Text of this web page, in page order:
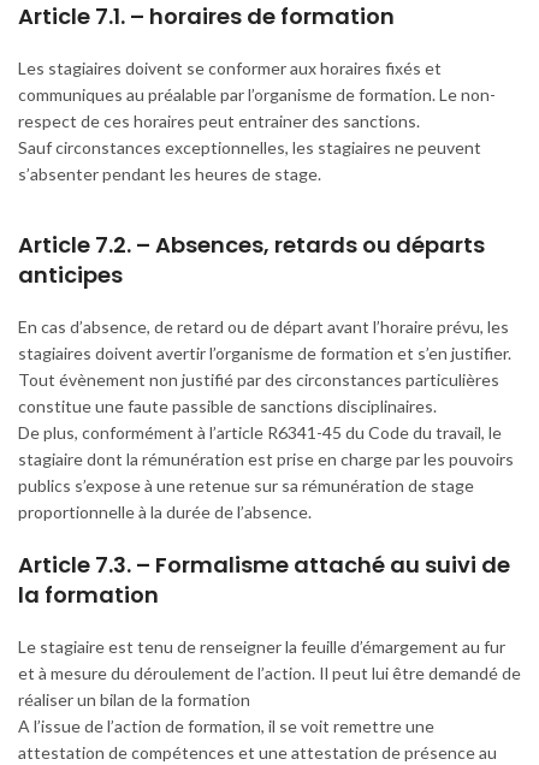
Article 7.1. – horaires de formation
Les stagiaires doivent se conformer aux horaires fixés et
communiques au préalable par l’organisme de formation. Le non-
respect de ces horaires peut entrainer des sanctions.
Sauf circonstances exceptionnelles, les stagiaires ne peuvent
s’absenter pendant les heures de stage.
Article 7.2. – Absences, retards ou départs
anticipes
En cas d’absence, de retard ou de départ avant l’horaire prévu, les
stagiaires doivent avertir l’organisme de formation et s’en justifier.
Tout évènement non justifié par des circonstances particulières
constitue une faute passible de sanctions disciplinaires.
De plus, conformément à l’article R6341-45 du Code du travail, le
stagiaire dont la rémunération est prise en charge par les pouvoirs
publics s’expose à une retenue sur sa rémunération de stage
proportionnelle à la durée de l’absence.
Article 7.3. – Formalisme attaché au suivi de
la formation
Le stagiaire est tenu de renseigner la feuille d’émargement au fur
et à mesure du déroulement de l’action. Il peut lui être demandé de
réaliser un bilan de la formation
A l’issue de l’action de formation, il se voit remettre une
attestation de compétences et une attestation de présence au